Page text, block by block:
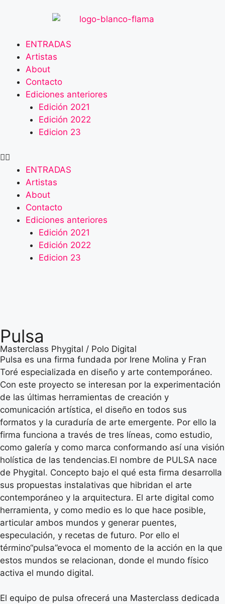
ENTRADAS
Artistas
About
Contacto
Ediciones anteriores
Edición 2021
Edición 2022
Edicion 23
ENTRADAS
Artistas
About
Contacto
Ediciones anteriores
Edición 2021
Edición 2022
Edicion 23
Pulsa
Masterclass Phygital / Polo Digital
Pulsa es una firma fundada por Irene Molina y Fran
Toré especializada en diseño y arte contemporáneo.
Con este proyecto se interesan por la experimentación
de las últimas herramientas de creación y
comunicación artística, el diseño en todos sus
formatos y la curaduría de arte emergente. Por ello la
firma funciona a través de tres líneas, como estudio,
como galería y como marca conformando así una visión
holística de las tendencias.El nombre de PULSA nace
de Phygital. Concepto bajo el qué esta firma desarrolla
sus propuestas instalativas que hibridan el arte
contemporáneo y la arquitectura. El arte digital como
herramienta, y como medio es lo que hace posible,
articular ambos mundos y generar puentes,
especulación, y recetas de futuro. Por ello el
término“pulsa”evoca el momento de la acción en la que
estos mundos se relacionan, donde el mundo físico
activa el mundo digital.
El equipo de pulsa ofrecerá una Masterclass dedicada